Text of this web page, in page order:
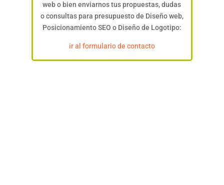
web o bien enviarnos tus propuestas, dudas
o consultas para presupuesto de Diseño web,
Posicionamiento SEO o Diseño de Logotipo:
ir al formulario de contacto